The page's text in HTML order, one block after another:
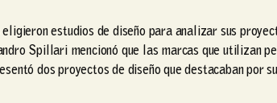
estudios de diseño para analizar sus
Spillari mencionó que las marcas que utilizan
dos proyectos de diseño que destacaban por